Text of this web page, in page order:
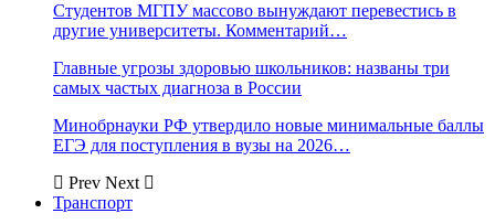
Студентов МГПУ массово вынуждают перевестись в
другие университеты. Комментарий…
Главные угрозы здоровью школьников: названы три
самых частых диагноза в России
Минобрнауки РФ утвердило новые минимальные баллы
ЕГЭ для поступления в вузы на 2026…
Prev Next
Транспорт